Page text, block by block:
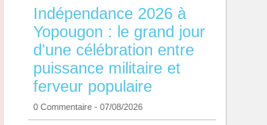
Indépendance 2026 à
Yopougon : le grand jour
d'une célébration entre
puissance militaire et
ferveur populaire
0 Commentaire - 07/08/2026